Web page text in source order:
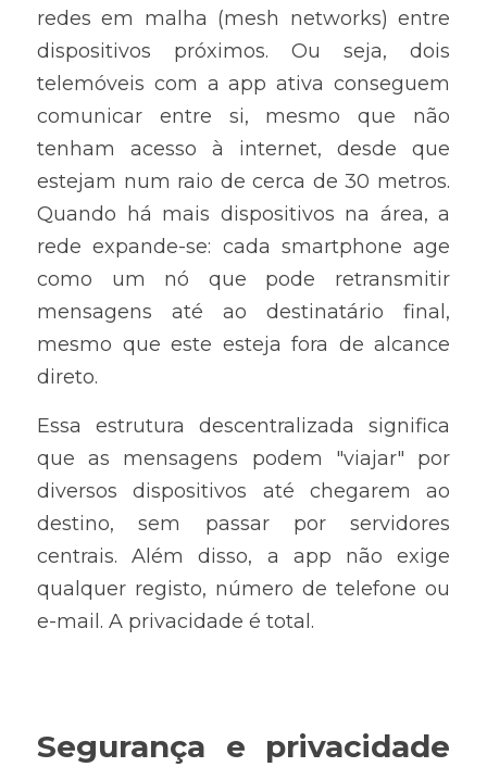
redes em malha (mesh networks) entre
dispositivos próximos. Ou seja, dois
telemóveis com a app ativa conseguem
comunicar entre si, mesmo que não
tenham acesso à internet, desde que
estejam num raio de cerca de 30 metros.
Quando há mais dispositivos na área, a
rede expande-se: cada smartphone age
como um nó que pode retransmitir
mensagens até ao destinatário final,
mesmo que este esteja fora de alcance
direto.
Essa estrutura descentralizada significa
que as mensagens podem "viajar" por
diversos dispositivos até chegarem ao
destino, sem passar por servidores
centrais. Além disso, a app não exige
qualquer registo, número de telefone ou
e-mail. A privacidade é total.
Segurança e privacidade